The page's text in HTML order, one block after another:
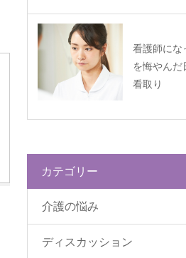
看護師にな
を悔やんだ
看取り
カテゴリー
介護の悩み
ディスカッション